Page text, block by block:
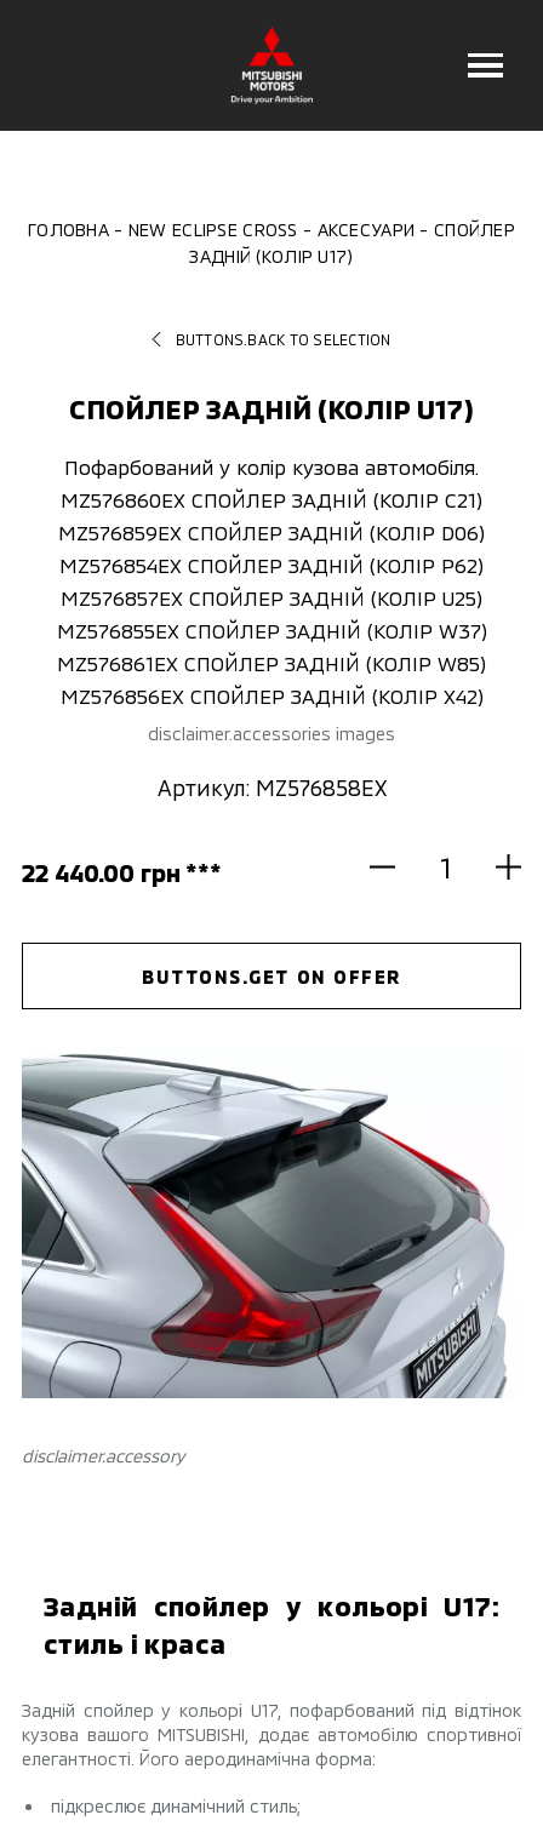
ГОЛОВНА NEW ECLIPSE CROSS АКСЕСУАРИ
СПОЙЛЕР
ЗАДНІЙ (КОЛІP U17)
BUTTONS.BACK TO SELECTION
СПОЙЛЕР ЗАДНІЙ (КОЛІP U17)
Пофарбований у колір кузова автомобіля.
MZ576860EX СПОЙЛЕР ЗАДНІЙ (КОЛІP C21)
MZ576859EX СПОЙЛЕР ЗАДНІЙ (КОЛІP D06)
MZ576854EX СПОЙЛЕР ЗАДНІЙ (КОЛІP P62)
MZ576857EX СПОЙЛЕР ЗАДНІЙ (КОЛІP U25)
MZ576855EX СПОЙЛЕР ЗАДНІЙ (КОЛІP W37)
MZ576861EX СПОЙЛЕР ЗАДНІЙ (КОЛІP W85)
MZ576856EX СПОЙЛЕР ЗАДНІЙ (КОЛІP X42)
disclaimer.accessories images
Артикул: MZ576858EX
22 440.00 грн ***
BUTTONS.GET ON OFFER
disclaimer.аccessory
Задній спойлер у кольорі U17:
стиль і краса
Задній спойлер у кольорі U17, пофарбований під відтінок
кузова вашого MITSUBISHI, додає автомобілю спортивної
елегантності. Його аеродинамічна форма:
підкреслює динамічний стиль;